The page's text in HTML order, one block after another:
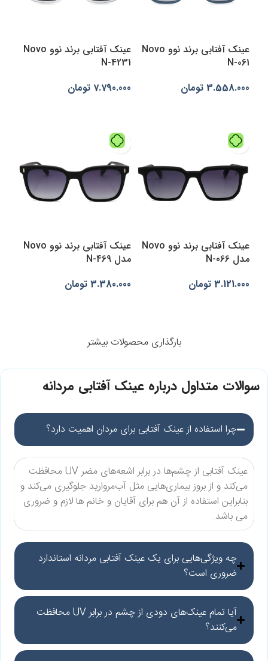
عینک آفتابی برند نوو Novo
N-061
3.558.000 تومان
عینک آفتابی برند نوو Novo
N-4231
7.790.000 تومان
عینک آفتابی برند نوو Novo
مدل N-066
3.121.000 تومان
عینک آفتابی برند نوو Novo
مدل N-469
3.380.000 تومان
بارگذاری محصولات بیشتر
سوالات متداول درباره عینک آفتابی مردانه
چرا استفاده از عینک آفتابی برای مردان اهمیت دارد؟
عینک آفتابی از چشم‌ها در برابر اشعه‌های مضر UV محافظت
می‌کند و از بروز بیماری‌هایی مثل آب‌مروارید جلوگیری می‌کند و
بنابراین استفاده از آن هم برای آقایان و خانم ها لازم و ضروری
می باشد.
چه ویژگی‌هایی برای یک عینک آفتابی مردانه استاندارد
ضروری است؟
آیا تمام عینک‌های دودی از چشم در برابر UV محافظت
می‌کنند؟